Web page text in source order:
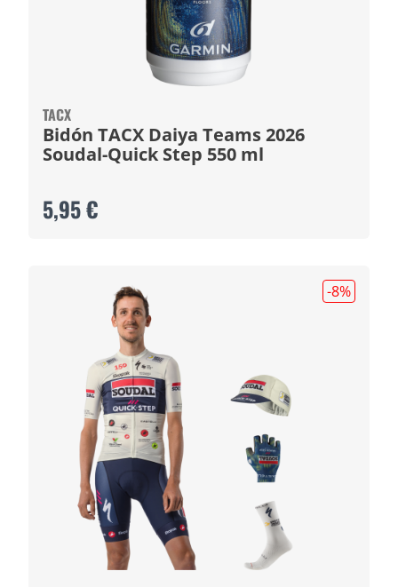
TACX
Bidón TACX Daiya Teams 2026
Soudal-Quick Step 550 ml
5,95 €
-8%